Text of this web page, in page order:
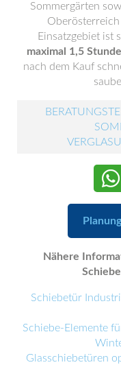
Sommergärten
Einsatzgebiet ist
maximal 1,5
nach dem Kauf
Nähere
Schiebetür
Schiebe-Elemente
Glasschiebetüren